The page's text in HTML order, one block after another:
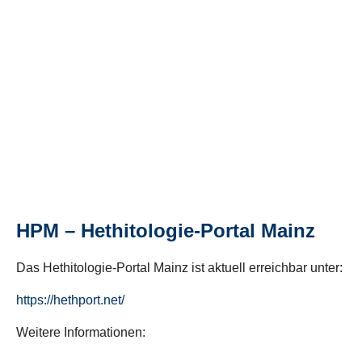
HPM – Hethitologie-Portal Mainz
Das Hethitologie-Portal Mainz ist aktuell erreichbar unter:
https://hethport.net/
Weitere Informationen: